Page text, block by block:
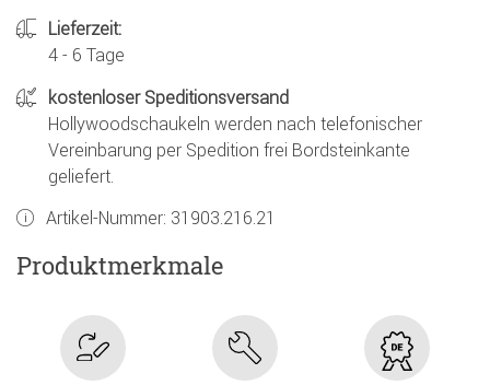
Lieferzeit:
4 - 6 Tage
kostenloser Speditionsversand
Hollywoodschaukeln werden nach telefonischer
Vereinbarung per Spedition frei Bordsteinkante
geliefert.
Artikel-Nummer: 31903.216.21
Produktmerkmale